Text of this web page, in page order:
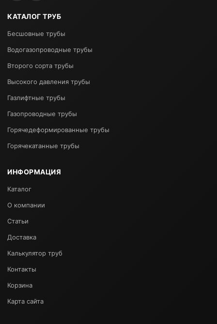
КАТАЛОГ ТРУБ
Бесшовные трубы
Водогазопроводные трубы
Второго сорта трубы
Высокого давления трубы
Газлифтные трубы
Газопроводные трубы
Горячедеформированные трубы
Горячекатанные трубы
ИНФОРМАЦИЯ
Каталог
О компании
Статьи
Доставка
Калькулятор труб
Контакты
Корзина
Карта сайта